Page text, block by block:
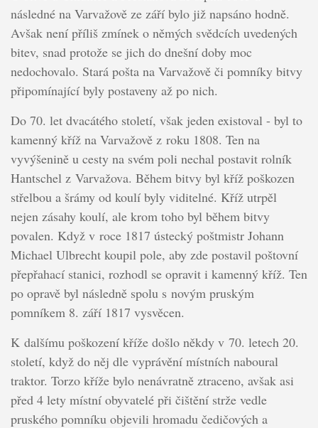
následné na Varvažově ze září bylo již napsáno hodně.
Avšak není příliš zmínek o němých svědcích uvedených
bitev, snad protože se jich do dnešní doby moc
nedochovalo. Stará pošta na Varvažově či pomníky bitvy
připomínající byly postaveny až po nich.
Do 70. let dvacátého století, však jeden existoval - byl to
kamenný kříž na Varvažově z roku 1808. Ten na
vyvýšenině u cesty na svém poli nechal postavit rolník
Hantschel z Varvažova. Během bitvy byl kříž poškozen
střelbou a šrámy od koulí byly viditelné. Kříž utrpěl
nejen zásahy koulí, ale krom toho byl během bitvy
povalen. Když v roce 1817 ústecký poštmistr Johann
Michael Ulbrecht koupil pole, aby zde postavil poštovní
přepřahací stanici, rozhodl se opravit i kamenný kříž. Ten
po opravě byl následně spolu s novým pruským
pomníkem 8. září 1817 vysvěcen.
K dalšímu poškození kříže došlo někdy v 70. letech 20.
století, když do něj dle vyprávění místních naboural
traktor. Torzo kříže bylo nenávratně ztraceno, avšak asi
před 4 lety místní obyvatelé při čištění strže vedle
pruského pomníku objevili hromadu čedičových a